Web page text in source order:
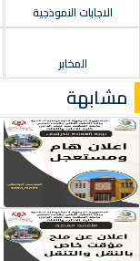
الاجابات النموذجية
المخابر
مشابهة